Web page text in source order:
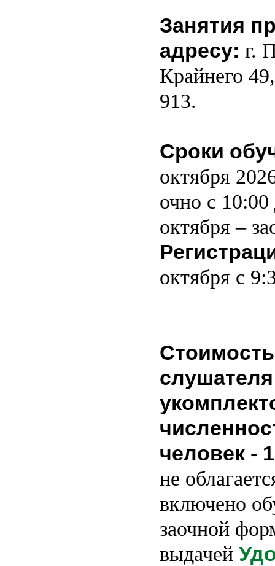
Занятия
адресу: г.
Крайнего
913.
Сроки
октября
очно с
октября –
октября с
человек -
не
включено
заочной
выдачей